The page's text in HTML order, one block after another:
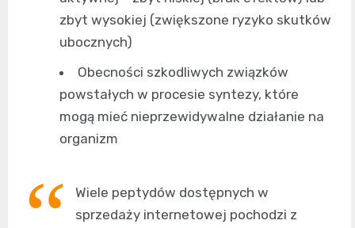
zbyt wysokiej (zwiększone ryzyko skutków
ubocznych)
Obecności szkodliwych związków
powstałych w procesie syntezy, które
mogą mieć nieprzewidywalne działanie na
organizm
Wiele peptydów dostępnych w
sprzedaży internetowej pochodzi z